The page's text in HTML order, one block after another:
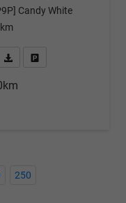
Candy White
rufen Sie an
PDF-Datei, Fahrzeugexposé
250